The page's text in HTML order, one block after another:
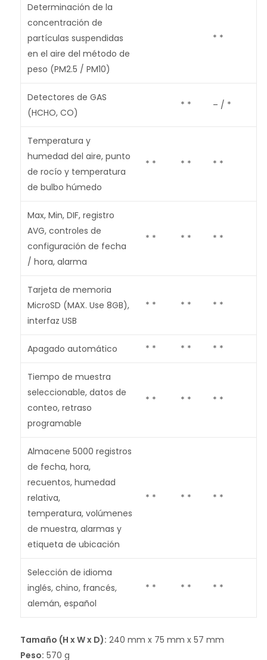
Determinación de la
concentración de
partículas suspendidas
en el aire del método de
peso (PM2.5 / PM10)
* *
Detectores de GAS
(HCHO, CO)
* * – / *
Temperatura y
humedad del aire, punto
de rocío y temperatura
de bulbo húmedo
* * * * * *
Max, Min, DIF, registro
AVG, controles de
configuración de fecha
/ hora, alarma
* * * * * *
Tarjeta de memoria
MicroSD (MAX. Use 8GB),
interfaz USB
* * * * * *
Apagado automático * * * * * *
Tiempo de muestra
seleccionable, datos de
conteo, retraso
programable
* * * * * *
Almacene 5000 registros
de fecha, hora,
recuentos, humedad
relativa,
temperatura, volúmenes
de muestra, alarmas y
etiqueta de ubicación
* * * * * *
Selección de idioma
inglés, chino, francés,
alemán, español
* * * * * *
Tamaño (H x W x D): 240 mm x 75 mm x 57 mm
Peso: 570 g